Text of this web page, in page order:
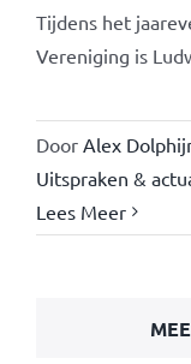
Tijdens het
Vereniging is
Door Alex
Uitspraken &
Lees Meer